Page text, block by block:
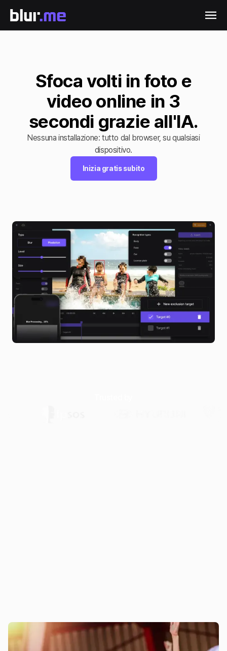
Sfoca volti in foto e
video online in 3
secondi grazie all'IA.
Nessuna installazione: tutto dal browser, su qualsiasi
dispositivo.
Inizia gratis subito